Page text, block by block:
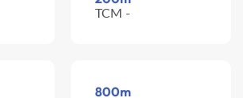
TCM -
800m